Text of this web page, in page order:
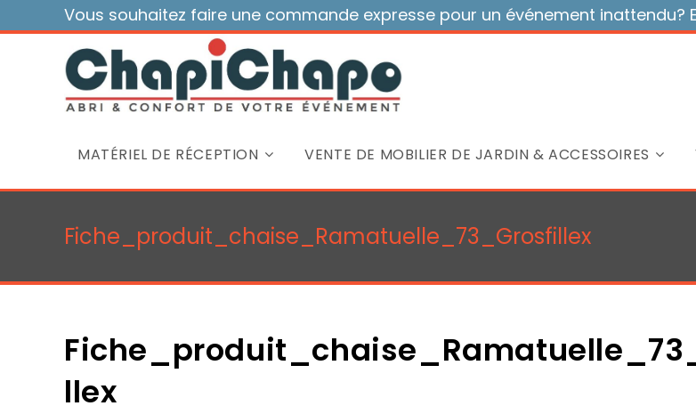
to
Vous souhaitez faire une commande expresse pour un événement inattendu?
MATÉRIEL DE RÉCEPTION VENTE DE MOBILIER DE JARDIN & ACCESSOIRES
Fiche_produit_chaise_Ramatuelle_73_Grosfillex
llex